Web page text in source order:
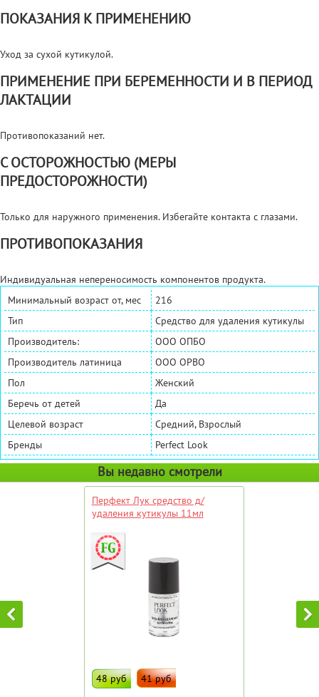
ПОКАЗАНИЯ К ПРИМЕНЕНИЮ
Уход за сухой кутикулой.
ПРИМЕНЕНИЕ ПРИ БЕРЕМЕННОСТИ И В ПЕРИОД
ЛАКТАЦИИ
Противопоказаний нет.
С ОСТОРОЖНОСТЬЮ (МЕРЫ
ПРЕДОСТОРОЖНОСТИ)
Только для наружного применения. Избегайте контакта с глазами.
ПРОТИВОПОКАЗАНИЯ
Индивидуальная непереносимость компонентов продукта.
Минимальный возраст от, мес
216
Тип
Средство для удаления кутикулы
Производитель:
ООО ОПБО
Производитель латиница
OOO OPBO
Пол
Женский
Беречь от детей
Да
Целевой возраст
Средний, Взрослый
Бренды
Perfect Look
Вы недавно смотрели
Перфект Лук средство д/
удаления кутикулы 11мл
48 руб 41 руб